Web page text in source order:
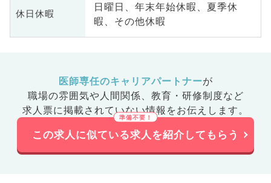
休日休暇
日曜日、年末年始休暇、夏季休
暇、その他休暇
医師専任のキャリアパートナーが
職場の雰囲気や人間関係、 教育・研修制度など
求人票に掲載されていない情報をお伝えします。
この求人に似ている求人を紹介してもらう